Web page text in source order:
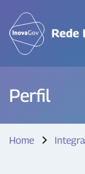
Perfil
Home